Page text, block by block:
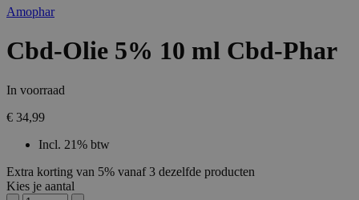
Amophar
Cbd-Olie 5% 10 ml Cbd-Phar
In voorraad
€ 34,99
Incl. 21% btw
Extra korting van 5% vanaf 3 dezelfde producten
Kies je aantal